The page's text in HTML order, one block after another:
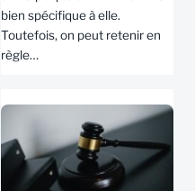
bien spécifique à elle.
Toutefois, on peut retenir en
règle…